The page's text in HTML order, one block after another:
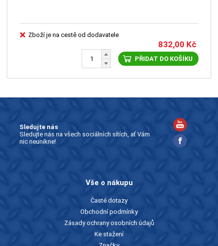
Zboží je na cestě od dodavatele
832,00 Kč
PŘIDAT DO KOŠÍKU
Sledujte nás
Sledujte nás na všech sociálních sítích, ať Vám
nic neunikne!
Vše o nákupu
Časté dotazy
Obchodní podmínky
Zásady ochrany osobních údajů
Ke stažení